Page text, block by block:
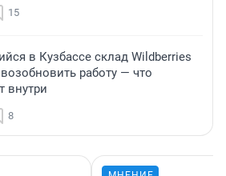
15
в Кузбассе склад Wildberries
работу — что
внутри
8